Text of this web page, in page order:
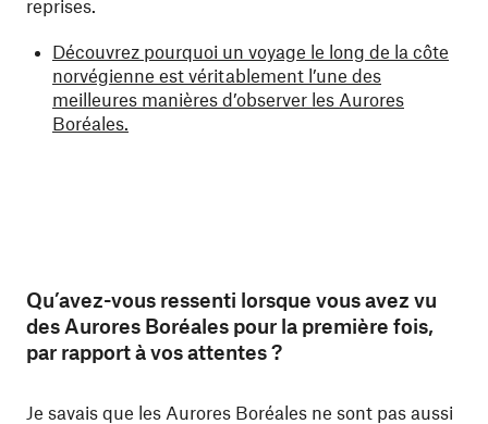
reprises.
Découvrez pourquoi un voyage le long de la côte
norvégienne est véritablement l’une des
meilleures manières d’observer les Aurores
Boréales.
Qu’avez-vous ressenti lorsque vous avez vu
des Aurores Boréales pour la première fois,
par rapport à vos attentes ?
Je savais que les Aurores Boréales ne sont pas aussi